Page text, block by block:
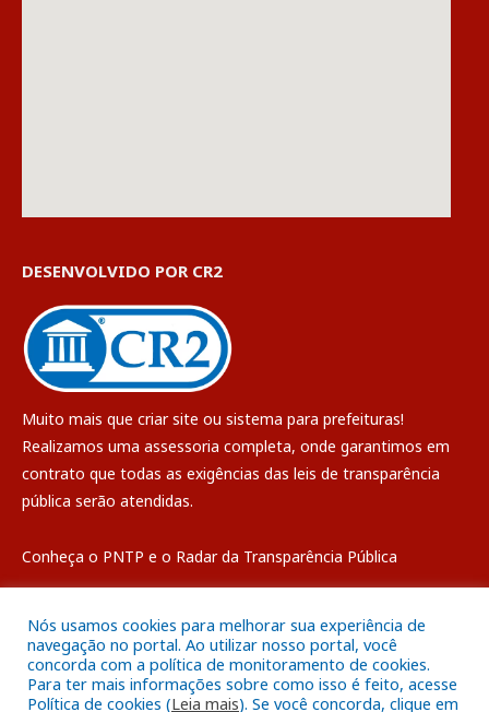
DESENVOLVIDO POR CR2
Muito mais que criar site ou sistema para prefeituras!
Realizamos uma assessoria completa, onde garantimos em
contrato que todas as exigências das leis de transparência
pública serão atendidas.
Conheça o PNTP e o Radar da Transparência Pública
Todos os direitos reservados a Câmara Municipal de Breves
Nós usamos cookies para melhorar sua experiência de
navegação no portal. Ao utilizar nosso portal, você
concorda com a política de monitoramento de cookies.
Para ter mais informações sobre como isso é feito, acesse
Política de cookies (Leia mais). Se você concorda, clique em